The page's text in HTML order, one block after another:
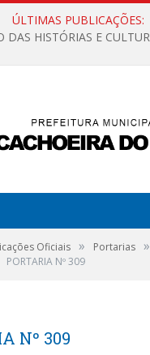
ÚLTIMAS PUBLICAÇÕES:
Oficiais » Portarias »
PORTARIA Nº 309
Nº 309